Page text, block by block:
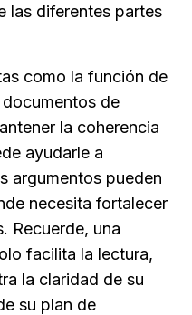
las diferentes partes
como la función de
de
la coherencia
ayudarle a
argumentos pueden
necesita fortalecer
Recuerde, una
facilita la lectura,
la claridad de su
su plan de